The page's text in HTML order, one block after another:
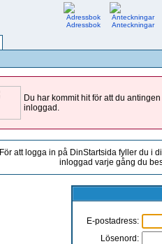
Adressbok
Anteckningar
Du har kommit hit för att du
inloggad.
För att logga in på DinStartsida fyller du i
inloggad varje gång du
E-postadress:
Lösenord: